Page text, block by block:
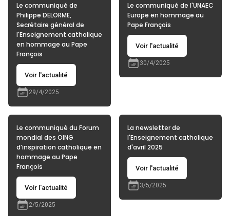
Le communiqué de
Philippe DELORME,
Secrétaire général de
l'Enseignement catholique
en hommage au Pape
François
Voir l'actualité
29/4/2025
Le communiqué de l'UNAEC
Europe en hommage au
Pape François
Voir l'actualité
30/4/2025
Le communiqué du Forum
mondial des OING
d’inspiration catholique en
hommage au Pape
François
Voir l'actualité
2/5/2025
La newsletter de
l'Enseignement catholique
d'avril 2025
Voir l'actualité
3/5/2025